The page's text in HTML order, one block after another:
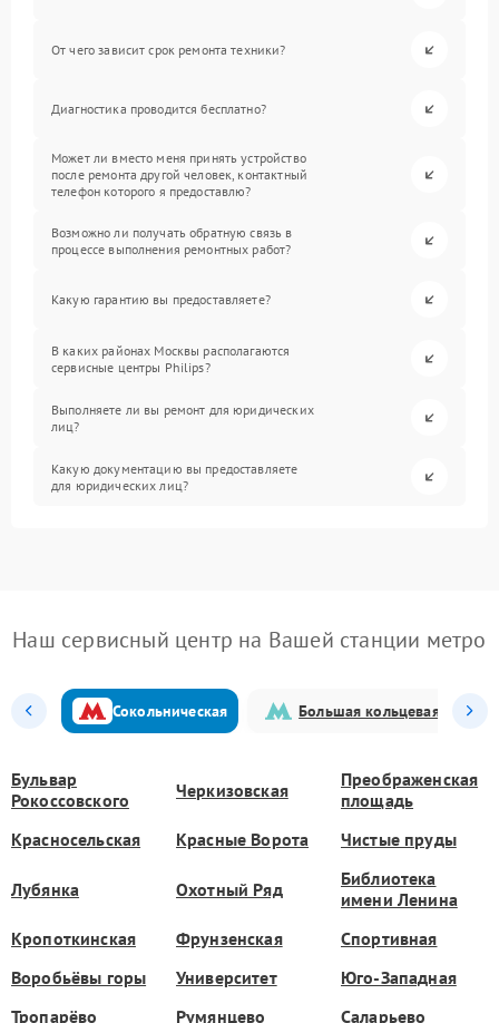
От чего зависит срок ремонта техники?
Диагностика проводится бесплатно?
Может ли вместо меня принять устройство
после ремонта другой человек, контактный
телефон которого я предоставлю?
Возможно ли получать обратную связь в
процессе выполнения ремонтных работ?
Какую гарантию вы предоставляете?
В каких районах Москвы располагаются
сервисные центры Philips?
Выполняете ли вы ремонт для юридических
лиц?
Какую документацию вы предоставляете
для юридических лиц?
Наш сервисный центр на Вашей станции метро
Сокольническая Большая кольцевая
Бульвар
Рокоссовского
Черкизовская
Преображенская
площадь
Красносельская
Красные Ворота Чистые пруды
Лубянка Охотный Ряд
Библиотека
имени Ленина
Кропоткинская
Фрунзенская
Спортивная
Воробьёвы горы
Университет
Юго-Западная
Тропарёво
Румянцево Саларьево